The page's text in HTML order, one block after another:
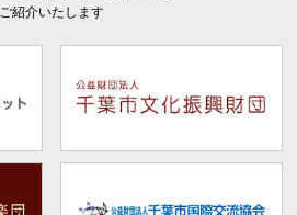
ご紹介いたします